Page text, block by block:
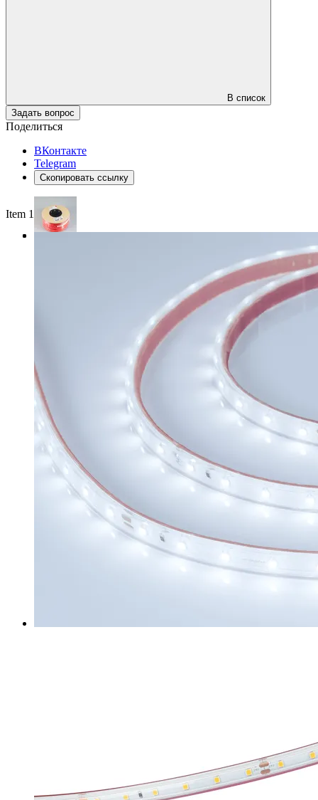
В список
Задать вопрос
Поделиться
ВКонтакте
Telegram
Скопировать ссылку
Item 1 of 3